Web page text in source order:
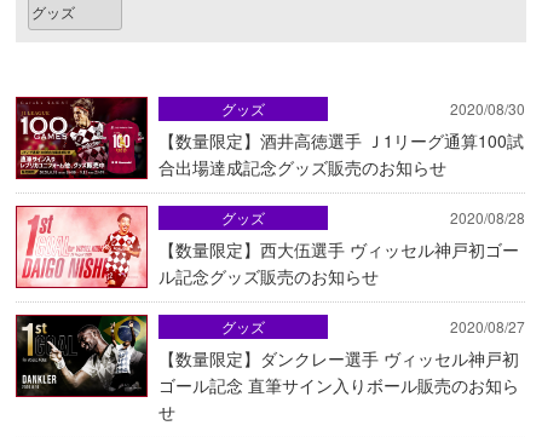
2020/08/30
【数量限定】酒井高徳選手 Ｊ1リーグ通算100試
合出場達成記念グッズ販売のお知らせ
グッズ
2020/08/28
【数量限定】西大伍選手 ヴィッセル神戸初ゴー
ル記念グッズ販売のお知らせ
グッズ
2020/08/27
【数量限定】ダンクレー選手 ヴィッセル神戸初
ゴール記念 直筆サイン入りボール販売のお知ら
せ
グッズ